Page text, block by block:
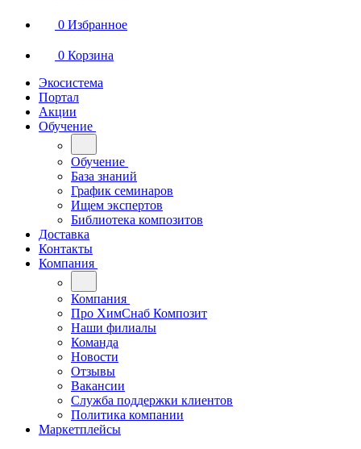
0 Избранное
0 Корзина
Экосистема
Портал
Акции
Обучение
Обучение
База знаний
График семинаров
Ищем экспертов
Библиотека композитов
Доставка
Контакты
Компания
Компания
Про ХимСнаб Композит
Наши филиалы
Команда
Новости
Отзывы
Вакансии
Служба поддержки клиентов
Политика компании
Маркетплейсы